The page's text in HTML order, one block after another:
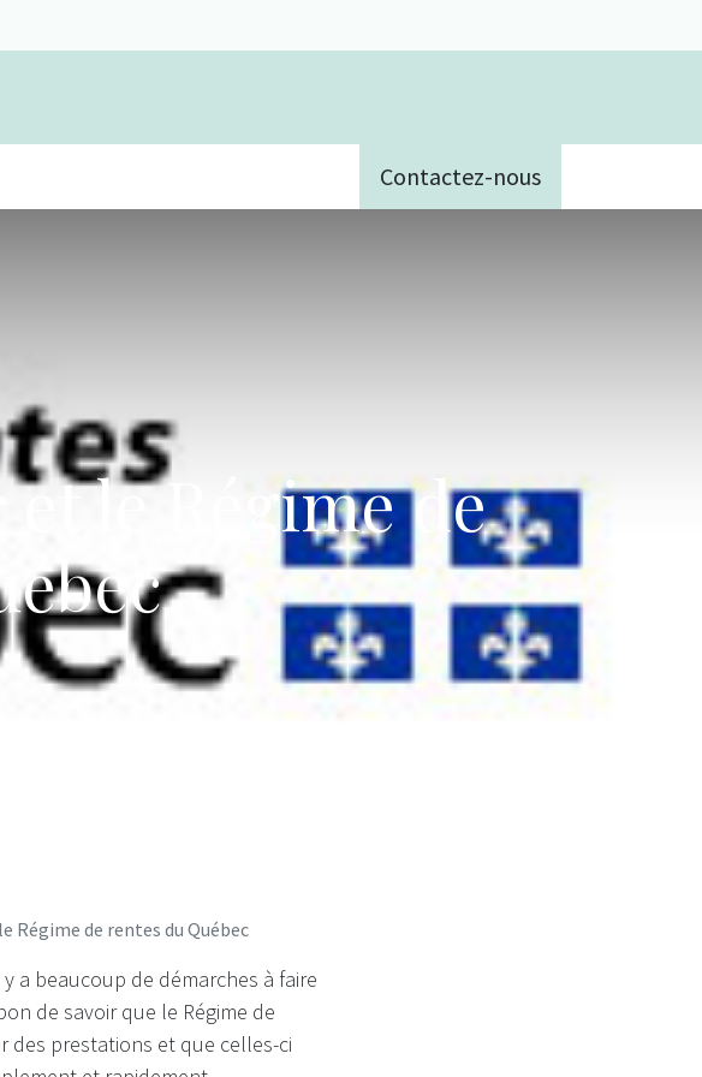
Contactez-nous
le Régime de
Régime de rentes du Québec
a beaucoup de démarches à faire
de savoir que le Régime de
des prestations et que celles-ci